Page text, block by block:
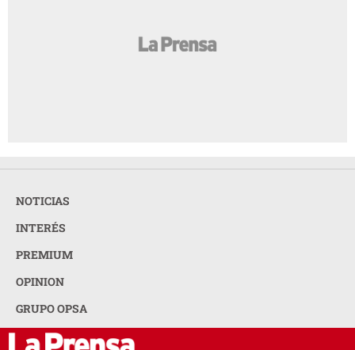
NOTICIAS
INTERÉS
PREMIUM
OPINION
GRUPO OPSA